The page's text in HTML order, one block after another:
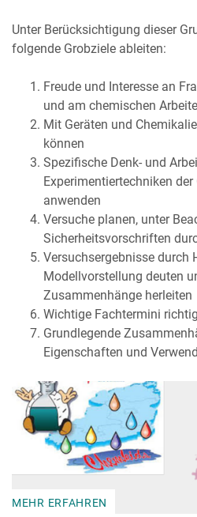
Unter Berücksichtigung dieser
folgende Grobziele ableiten:
Freude und Interesse an
und am chemischen
Mit Geräten und
können
Spezifische Denk- und
Experimentiertechniken
anwenden
Versuche planen, unter
Sicherheitsvorschriften
Versuchsergebnisse durch
Modellvorstellung deuten
Zusammenhänge herleiten
Wichtige Fachtermini
Grundlegende
Eigenschaften und
MEHR ERFAHREN